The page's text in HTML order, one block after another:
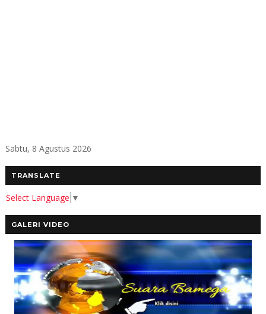
Sabtu, 8 Agustus 2026
TRANSLATE
Select Language ▼
GALERI VIDEO